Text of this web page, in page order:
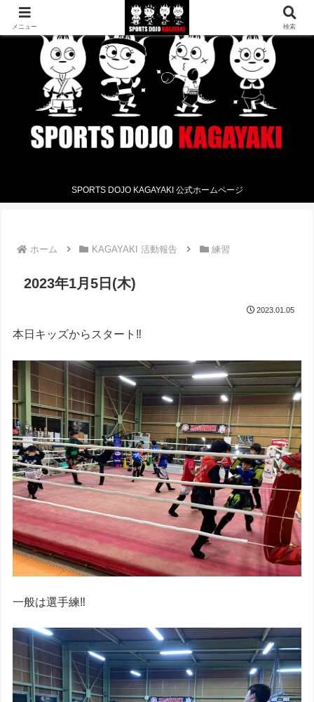
SPORTS DOJO KAGAYAKI 公式ホームページ
ホーム KAGAYAKI 活動報告 練習
2023年1月5日(木)
2023.01.05
本日キッズからスタート‼︎
一般は選手練‼︎
メニュー 検索